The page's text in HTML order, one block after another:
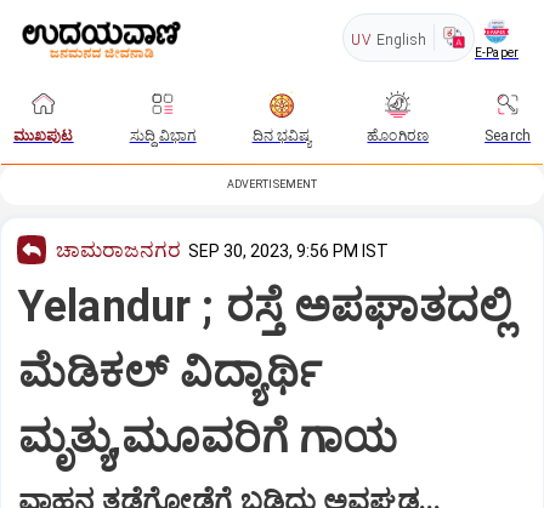
UV English
E-Paper
ಮುಖಪುಟ ಸುದ್ದಿ ವಿಭಾಗ ದಿನ ಭವಿಷ್ಯ ಹೊಂಗಿರಣ Search
ADVERTISEMENT
ಚಾಮರಾಜನಗರ SEP 30, 2023, 9:56 PM IST
Yelandur ; ರಸ್ತೆ ಅಪಘಾತದಲ್ಲಿ
ಮೆಡಿಕಲ್ ವಿದ್ಯಾರ್ಥಿ
ಮೃತ್ಯು,ಮೂವರಿಗೆ ಗಾಯ
ವಾಹನ ತಡೆಗೋಡೆಗೆ ಬಡಿದು ಅವಘಡ...